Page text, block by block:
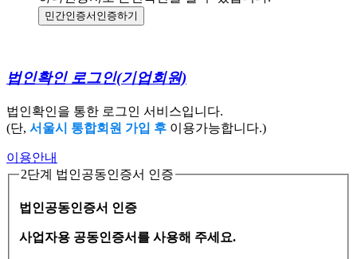
민간인증서 인증하기
법인확인 로그인(기업회원)
법인확인을 통한 로그인 서비스입니다.
(단, 서울시 통합회원 가입 후 이용가능합니다.)
이용안내
2단계 법인공동인증서 인증
법인공동인증서 인증
사업자용 공동인증서를 사용해 주세요.